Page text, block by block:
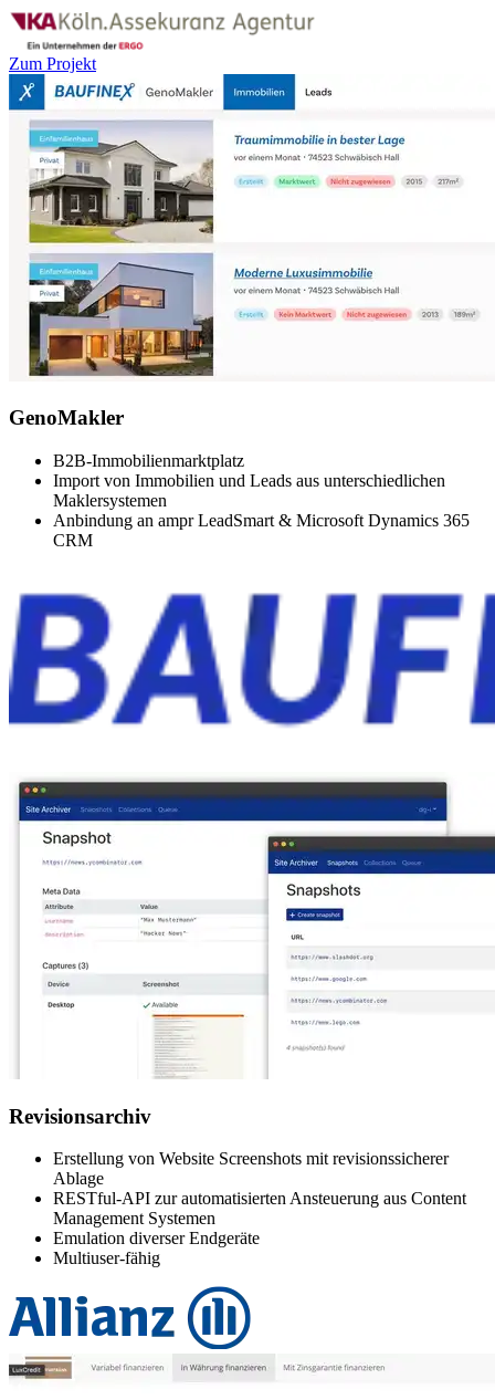
Zum Projekt
GenoMakler
B2B-Immobilienmarktplatz
Import von Immobilien und Leads aus unterschiedlichen
Maklersystemen
Anbindung an ampr LeadSmart & Microsoft Dynamics 365
CRM
Revisionsarchiv
Erstellung von Website Screenshots mit revisionssicherer
Ablage
RESTful-API zur automatisierten Ansteuerung aus Content
Management Systemen
Emulation diverser Endgeräte
Multiuser-fähig